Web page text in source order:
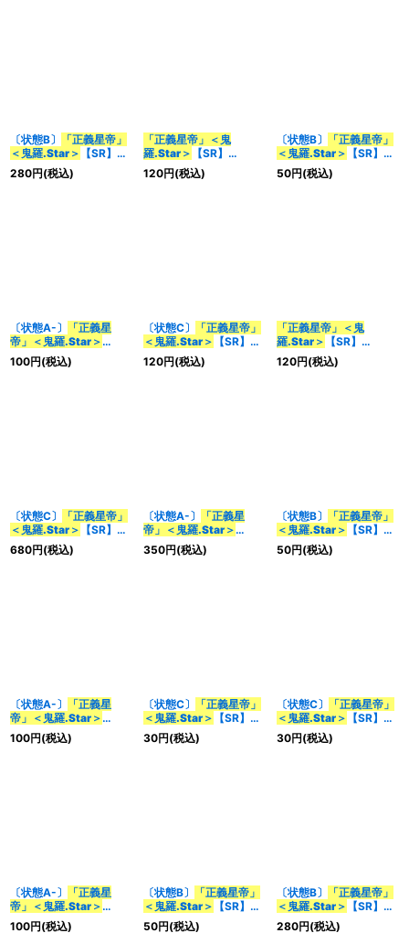
〔状態B〕
「正義星帝」
＜鬼羅.Star＞ 【SR】
{RP174A/20}《光》
280円(税込)
「正義星帝」＜鬼
羅.Star＞ 【SR】
{EX19S4/S20}《光》
120円(税込)
〔状態B〕
「正義星帝」
＜鬼羅.Star＞ 【SR】
{22BD25/17}《多》
50円(税込)
〔状態A-〕
「正義星
帝」＜鬼羅.Star＞
【SR】{22BD25/17}
《多》
100円(税込)
〔状態C〕
「正義星帝」
＜鬼羅.Star＞ 【SR】
{RP174A/20}《光》
120円(税込)
「正義星帝」＜鬼
羅.Star＞ 【SR】
{RP17S1/S11}《光》
120円(税込)
〔状態C〕
「正義星帝」
＜鬼羅.Star＞ 【SR】
{RP174B/20}《多》
680円(税込)
〔状態A-〕
「正義星
帝」＜鬼羅.Star＞
【SR】{RP174A/20}
《光》
350円(税込)
〔状態B〕
「正義星帝」
＜鬼羅.Star＞ 【SR】
{EX19S4/S20}《光》
50円(税込)
〔状態A-〕
「正義星
帝」＜鬼羅.Star＞
【SR】{EX19S4/S20}
《光》
100円(税込)
〔状態C〕
「正義星帝」
＜鬼羅.Star＞ 【SR】
{EX19S4/S20}《光》
30円(税込)
〔状態C〕
「正義星帝」
＜鬼羅.Star＞ 【SR】
{RP17S1/S11}《光》
30円(税込)
〔状態A-〕
「正義星
帝」＜鬼羅.Star＞
【SR】{RP17S1/S11}
100円(税込)
〔状態B〕
「正義星帝」
＜鬼羅.Star＞ 【SR】
{RP17S1/S11}《光》
50円(税込)
〔状態B〕
「正義星帝」
＜鬼羅.Star＞ 【SR】
{22EX1超3/超50}
280円(税込)